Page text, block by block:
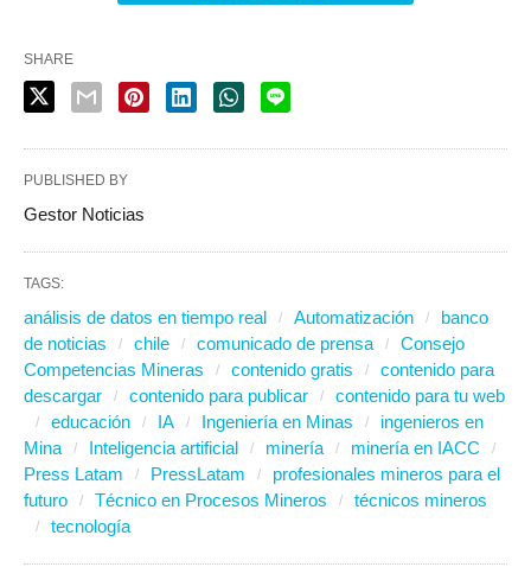
SHARE
PUBLISHED BY
Gestor Noticias
TAGS:
análisis de datos en tiempo real Automatización
banco
de noticias
chile comunicado de prensa
Consejo
Competencias Mineras
contenido gratis
contenido para
descargar
contenido para publicar
contenido para tu web
educación
IA Ingeniería en Minas
ingenieros en
Mina
Inteligencia artificial minería
minería en IACC
Press Latam
PressLatam
profesionales mineros para el
futuro
Técnico en Procesos Mineros
técnicos mineros
tecnología